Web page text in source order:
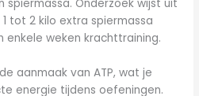
Onderzoek wijst uit
tot 2 kilo extra spiermassa
enkele weken krachttraining.
aanmaak van ATP, wat je
energie tijdens oefeningen.